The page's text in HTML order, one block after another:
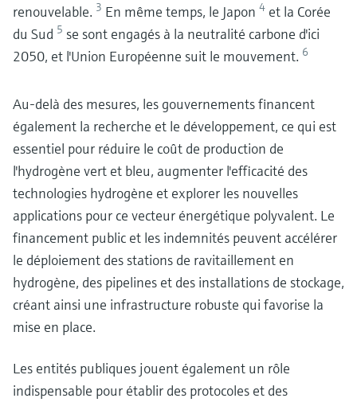
renouvelable. 3 En même temps, le Japon 4 et la Corée
du Sud 5 se sont engagés à la neutralité carbone d'ici
2050, et l'Union Européenne suit le mouvement. 6
Au-delà des mesures, les gouvernements financent
également la recherche et le développement, ce qui est
essentiel pour réduire le coût de production de
l'hydrogène vert et bleu, augmenter l'efficacité des
technologies hydrogène et explorer les nouvelles
applications pour ce vecteur énergétique polyvalent. Le
financement public et les indemnités peuvent accélérer
le déploiement des stations de ravitaillement en
hydrogène, des pipelines et des installations de stockage,
créant ainsi une infrastructure robuste qui favorise la
mise en place.
Les entités publiques jouent également un rôle
indispensable pour établir des protocoles et des